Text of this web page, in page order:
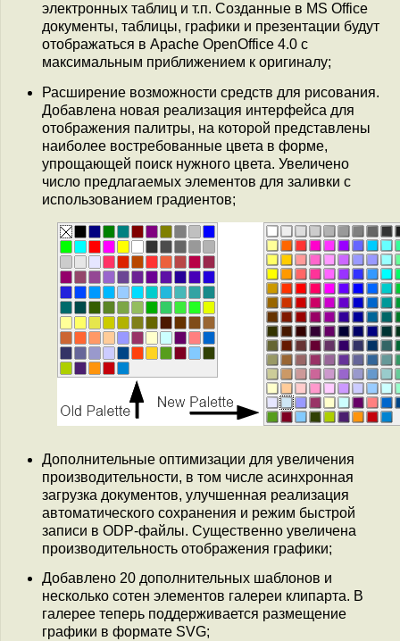
электронных таблиц и т.п. Созданные в MS Office
документы, таблицы, графики и презентации будут
отображаться в Apache OpenOffice 4.0 с
максимальным приближением к оригиналу;
Расширение возможности средств для рисования.
Добавлена новая реализация интерфейса для
отображения палитры, на которой представлены
наиболее востребованные цвета в форме,
упрощающей поиск нужного цвета. Увеличено
число предлагаемых элементов для заливки с
использованием градиентов;
Дополнительные оптимизации для увеличения
производительности, в том числе асинхронная
загрузка документов, улучшенная реализация
автоматического сохранения и режим быстрой
записи в ODP-файлы. Существенно увеличена
производительность отображения графики;
Добавлено 20 дополнительных шаблонов и
несколько сотен элементов галереи клипарта. В
галерее теперь поддерживается размещение
графики в формате SVG;